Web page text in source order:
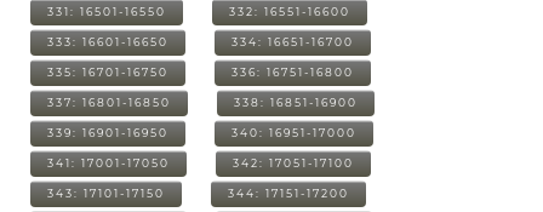
331: 16501-16550 332: 16551-16600
333: 16601-16650 334: 16651-16700
335: 16701-16750 336: 16751-16800
337: 16801-16850 338: 16851-16900
339: 16901-16950 340: 16951-17000
341: 17001-17050 342: 17051-17100
343: 17101-17150 344: 17151-17200